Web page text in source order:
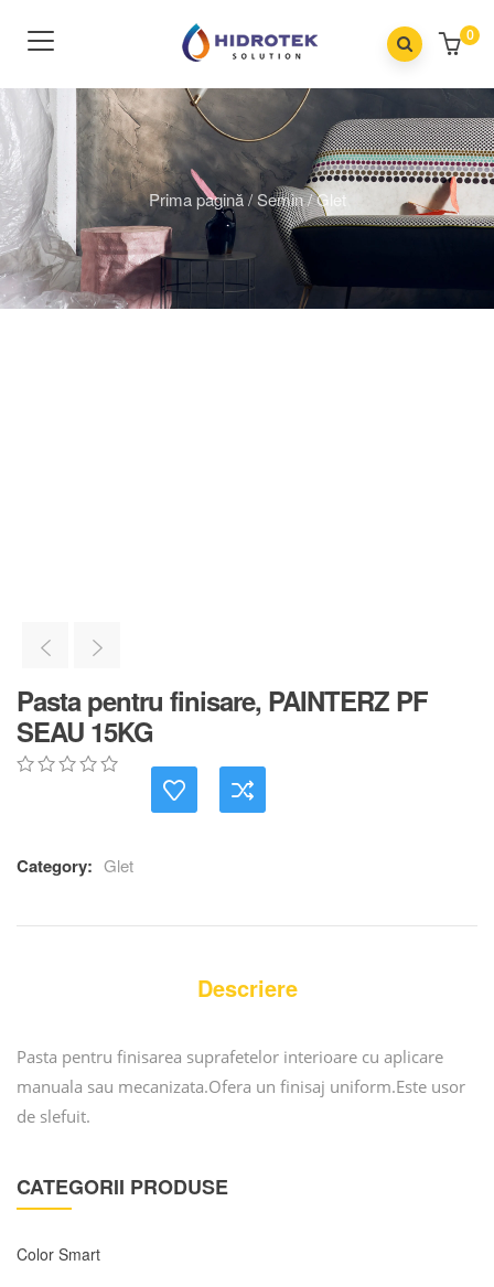
0
Prima pagină/Semin/Glet
Pasta pentru finisare, PAINTERZ PF
SEAU 15KG
on
Category: Glet
Descriere
Pasta pentru finisarea suprafetelor interioare cu aplicare
manuala sau mecanizata.Ofera un finisaj uniform.Este usor
de slefuit.
CATEGORII PRODUSE
Color Smart